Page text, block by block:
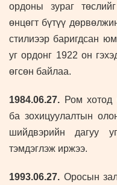
ордоны зураг
өнцөгт бүтүү
стилиээр баригдсан
уг ордонг 1922 он
өгсөн байлаа.
1984.06.27. Ром хотод
ба зохицуулалтын
шийдвэрийн дагуу
тэмдэглэж иржээ.
1993.06.27. Оросын